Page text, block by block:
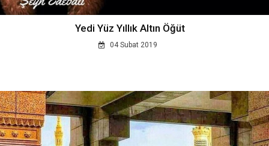
Yedi Yüz Yıllık Altın Öğüt
04 Subat 2019